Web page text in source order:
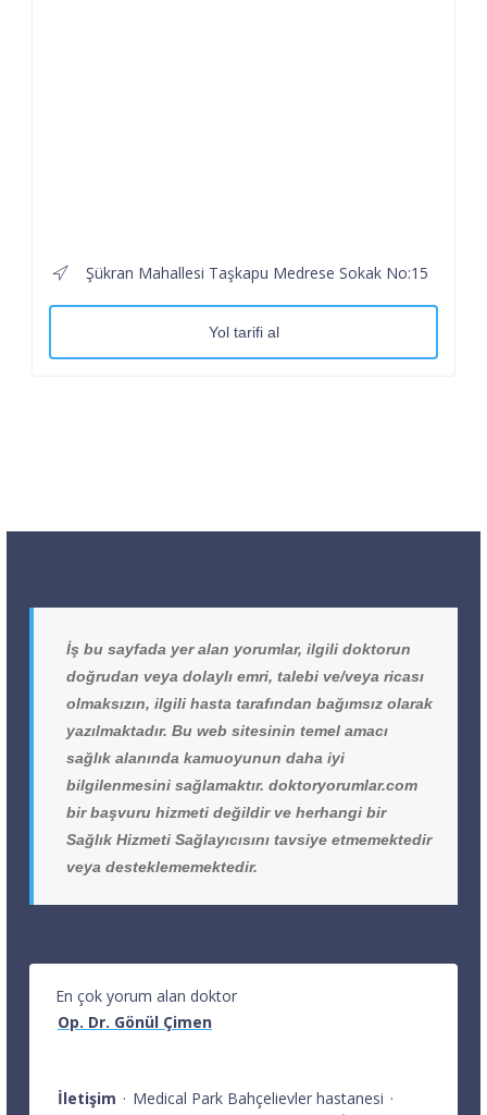
Şükran Mahallesi Taşkapu Medrese Sokak No:15
Yol tarifi al
İş bu sayfada yer alan yorumlar, ilgili doktorun
doğrudan veya dolaylı emri, talebi ve/veya ricası
olmaksızın, ilgili hasta tarafından bağımsız olarak
yazılmaktadır. Bu web sitesinin temel amacı
sağlık alanında kamuoyunun daha iyi
bilgilenmesini sağlamaktır. doktoryorumlar.com
bir başvuru hizmeti değildir ve herhangi bir
Sağlık Hizmeti Sağlayıcısını tavsiye etmemektedir
veya desteklememektedir.
En çok yorum alan doktor
Op. Dr. Gönül Çimen
İletişim · Medical Park Bahçelievler hastanesi ·